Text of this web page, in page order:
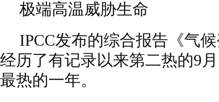
极端高温威胁生命
IPCC发布的综合报告《气
经历了有记录以来第二热的9
最热的一年。